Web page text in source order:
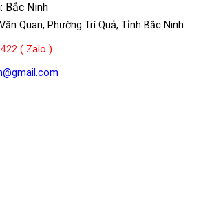
Bắc Ninh
Quan, Phường Trí Quả, Tỉnh Bắc Ninh
( Zalo )